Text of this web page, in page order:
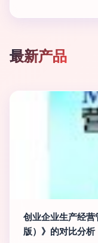
最新产品
创业企业生产经
版）》的对比分析